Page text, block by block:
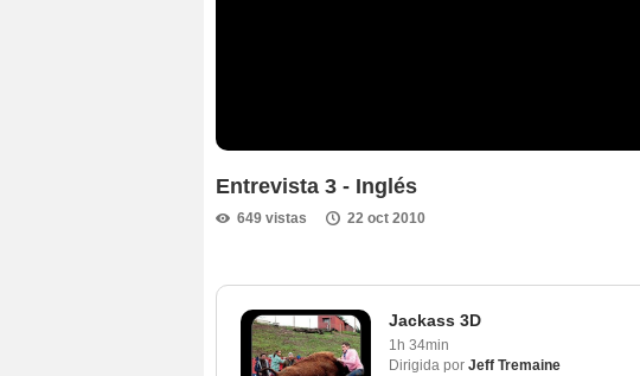
Entrevista 3 - Inglés
649 vistas 22 oct 2010
Jackass 3D
1h 34min
Dirigida por Jeff Tremaine